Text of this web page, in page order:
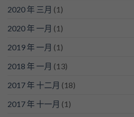
2020 年 三月 (1)
2020 年 一月 (1)
2019 年 一月 (1)
2018 年 一月 (13)
2017 年 十二月 (18)
2017 年 十一月 (1)